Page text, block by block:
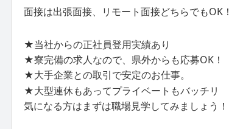
面接は出張面接、リモート面接どちらでもOK！
★当社からの正社員登用実績あり
★寮完備の求人なので、県外からも応募OK！
★大手企業との取引で安定のお仕事。
★大型連休もあってプライベートもバッチリ
気になる方はまずは職場見学してみましょう！